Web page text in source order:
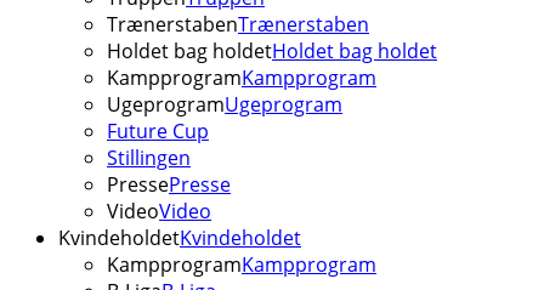
TrænerstabenTrænerstaben
Holdet bag holdetHoldet bag holdet
KampprogramKampprogram
UgeprogramUgeprogram
Future Cup
Stillingen
PressePresse
VideoVideo
KvindeholdetKvindeholdet
KampprogramKampprogram